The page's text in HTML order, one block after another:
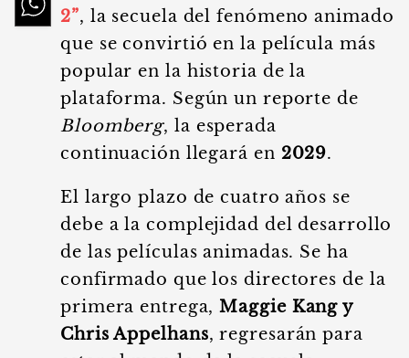
2”, la secuela del fenómeno animado
que se convirtió en la película más
popular en la historia de la
plataforma. Según un reporte de
Bloomberg, la esperada
continuación llegará en 2029.
El largo plazo de cuatro años se
debe a la complejidad del desarrollo
de las películas animadas. Se ha
confirmado que los directores de la
primera entrega,Maggie Kang y
Chris Appelhans, regresarán para